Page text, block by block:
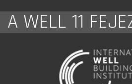
A WELL 11